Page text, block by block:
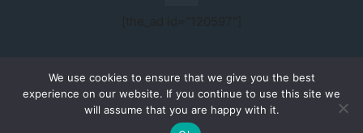
© Copyright - 2015 - 2023 - Ziarul Hunedoreanului
We use cookies to ensure that we give you the best
experience on our website. If you continue to use this site we
will assume that you are happy with it.